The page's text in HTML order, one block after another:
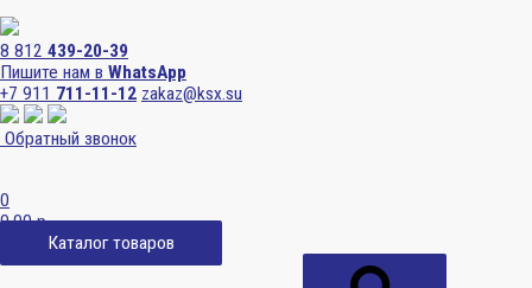
8 812 439-20-39
Пишите нам в WhatsApp
+7 911 711-11-12 zakaz@ksx.su
Обратный звонок
0
0,00р.
Каталог товаров